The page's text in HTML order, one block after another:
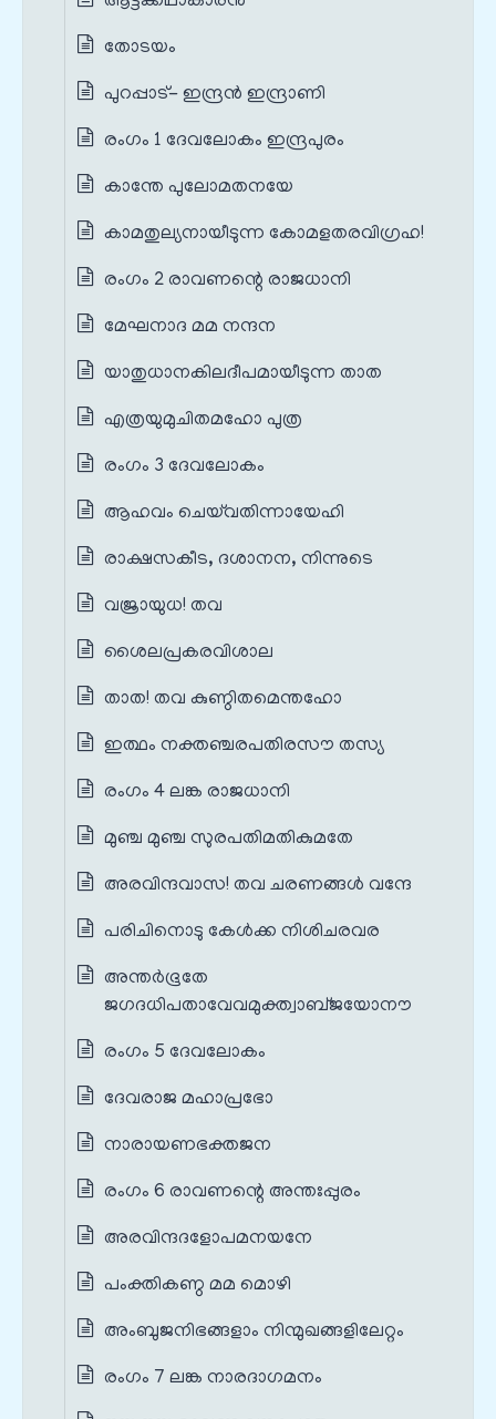
തോടയം
പുറപ്പാട്- ഇന്ദ്രൻ ഇന്ദ്രാണി
രംഗം 1 ദേവലോകം ഇന്ദ്രപുരം
കാന്തേ പുലോമതനയേ
കാമതുല്യനായീടുന്ന കോമളതരവിഗ്രഹ!
രംഗം 2 രാവണന്റെ രാജധാനി
മേഘനാദ മമ നന്ദന
യാതുധാനകിലദീപമായീടുന്ന താത
എത്രയുമുചിതമഹോ പുത്ര
രംഗം 3 ദേവലോകം
ആഹവം ചെയ്‌വതിന്നായേഹി
രാക്ഷസകീട, ദശാനന, നിന്നുടെ
വജ്രായുധ! തവ
ശൈലപ്രകരവിശാല
താത! തവ കുണ്ഠിതമെന്തഹോ
ഇത്ഥം നക്തഞ്ചരപതിരസൗ തസ്യ
രംഗം 4 ലങ്ക രാജധാനി
മുഞ്ച മുഞ്ച സുരപതിമതികുമതേ
അരവിന്ദവാസ! തവ ചരണങ്ങൾ വന്ദേ
പരിചിനൊടു കേൾക്ക നിശിചരവര
അന്തർഭൂതേ
ജഗദധിപതാവേവമുക്ത്വാബ്ജയോനൗ
രംഗം 5 ദേവലോകം
ദേവരാജ മഹാപ്രഭോ
നാരായണഭക്തജന
രംഗം 6 രാവണന്റെ അന്തഃപ്പുരം
അരവിന്ദദളോപമനയനേ
പംക്തികണ്ഠ മമ മൊഴി
അംബുജനിഭങ്ങളാം നിന്മുഖങ്ങളിലേറ്റം
രംഗം 7 ലങ്ക നാരദാഗമനം